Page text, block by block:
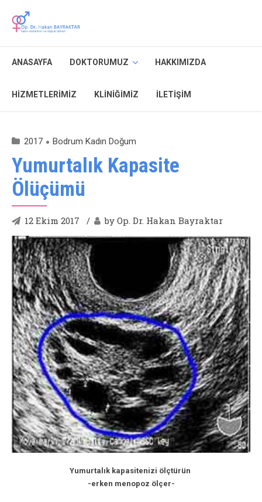
ANASAYFA DOKTORUMUZ HAKKIMIZDA
HIZMETLERIMIZ KLINIĞIMIZ İLETIŞIM
2017 Bodrum Kadın Doğum
Yumurtalık Kapasite
Ölüçümü
12 Ekim 2017 by Op. Dr. Hakan Bayraktar
Yumurtalık kapasitenizi ölçtürün
-erken menopoz ölçer-